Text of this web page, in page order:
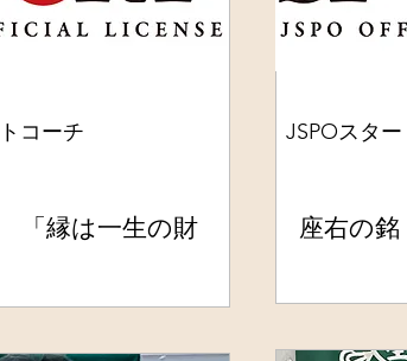
コーチ
「縁は一生の財
JSPOスタ
座右の